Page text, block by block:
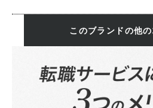
このブランドの他